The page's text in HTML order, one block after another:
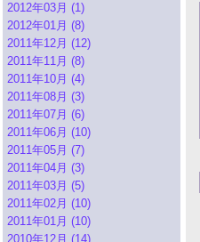
2012年03月 (1)
2012年01月 (8)
2011年12月 (12)
2011年11月 (8)
2011年10月 (4)
2011年08月 (3)
2011年07月 (6)
2011年06月 (10)
2011年05月 (7)
2011年04月 (3)
2011年03月 (5)
2011年02月 (10)
2011年01月 (10)
2010年12月 (14)